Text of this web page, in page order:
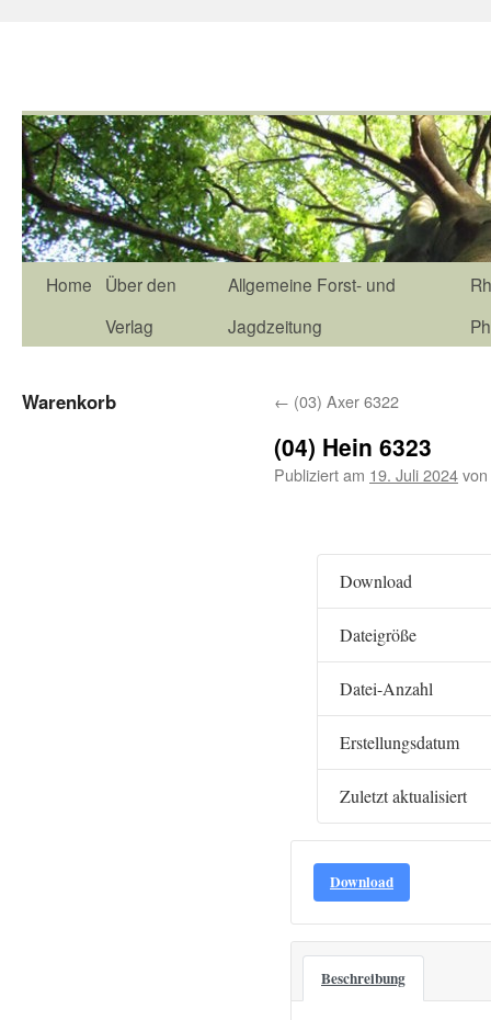
Home
Über den
Verlag
Allgemeine Forst- und
Jagdzeitung
← (03) Axer 6322
(04) Hein 6323
Publiziert am 19. Juli 2024von
Download
Dateigröße
Datei-Anzahl
Erstellungsdatum
Zuletzt aktualisiert
Download
Beschreibung
Warenkorb